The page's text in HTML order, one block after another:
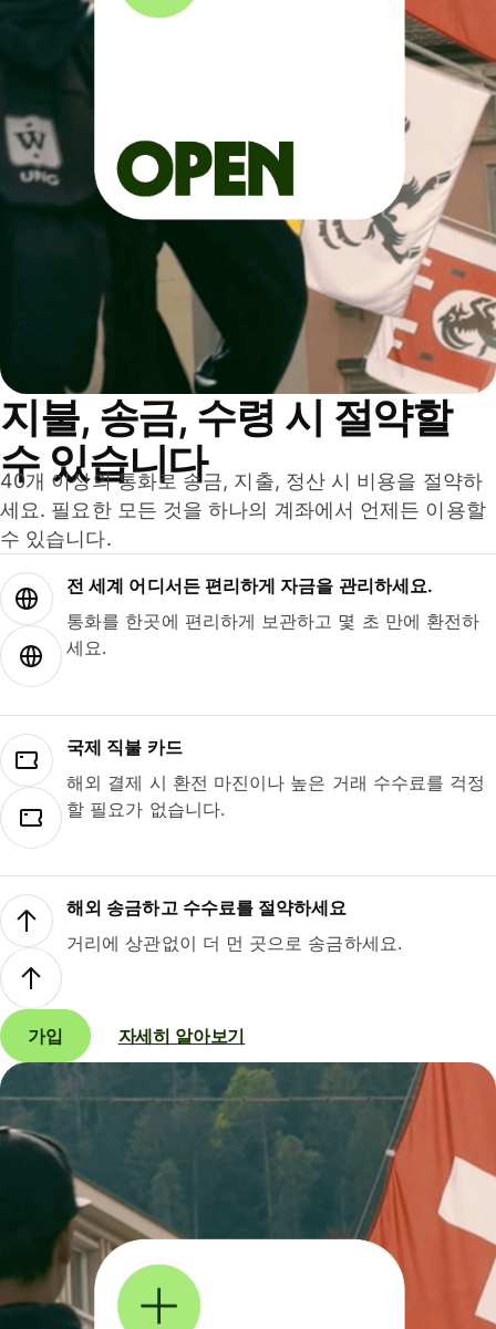
지불, 송금, 수령 시 절약할
수 있습니다
40개 이상의 통화로 송금, 지출, 정산 시 비용을 절약하
세요. 필요한 모든 것을 하나의 계좌에서 언제든 이용할
수 있습니다.
전 세계 어디서든 편리하게 자금을 관리하세요.
통화를 한곳에 편리하게 보관하고 몇 초 만에 환전하
세요.
국제 직불 카드
해외 결제 시 환전 마진이나 높은 거래 수수료를 걱정
할 필요가 없습니다.
해외 송금하고 수수료를 절약하세요
거리에 상관없이 더 먼 곳으로 송금하세요.
가입 자세히 알아보기